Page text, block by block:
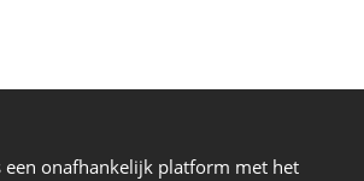
een onafhankelijk platform met het